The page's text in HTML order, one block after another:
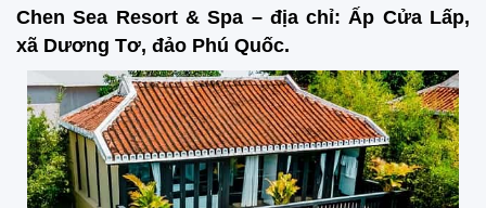
Chen Sea Resort & Spa – địa chỉ: Ấp Cửa Lấp,
xã Dương Tơ, đảo Phú Quốc.